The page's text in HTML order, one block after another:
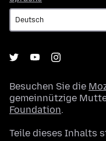
Besuchen Sie die
gemeinnützige
Foundation.
Teile dieses Inhalts